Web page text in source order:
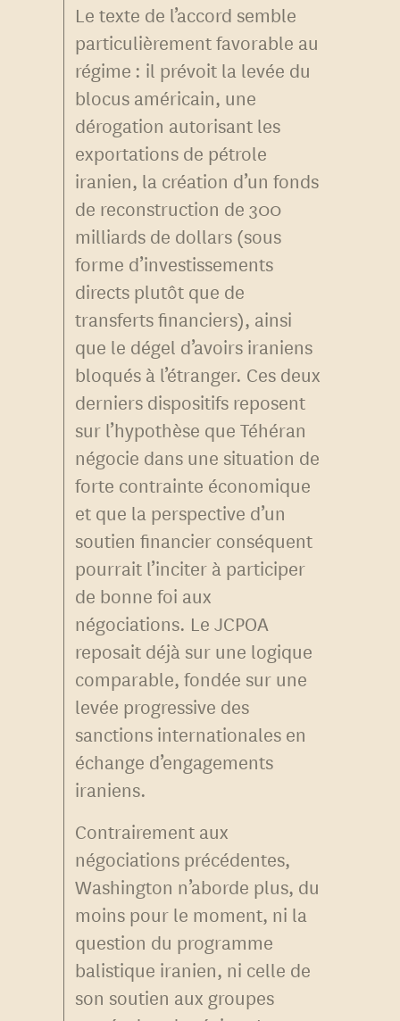
Le texte de l’accord semble
particulièrement favorable au
régime : il prévoit la levée du
blocus américain, une
dérogation autorisant les
exportations de pétrole
iranien, la création d’un fonds
de reconstruction de 300
milliards de dollars (sous
forme d’investissements
directs plutôt que de
transferts financiers), ainsi
que le dégel d’avoirs iraniens
bloqués à l’étranger. Ces deux
derniers dispositifs reposent
sur l’hypothèse que Téhéran
négocie dans une situation de
forte contrainte économique
et que la perspective d’un
soutien financier conséquent
pourrait l’inciter à participer
de bonne foi aux
négociations. Le JCPOA
reposait déjà sur une logique
comparable, fondée sur une
levée progressive des
sanctions internationales en
échange d’engagements
iraniens.
Contrairement aux
négociations précédentes,
Washington n’aborde plus, du
moins pour le moment, ni la
question du programme
balistique iranien, ni celle de
son soutien aux groupes